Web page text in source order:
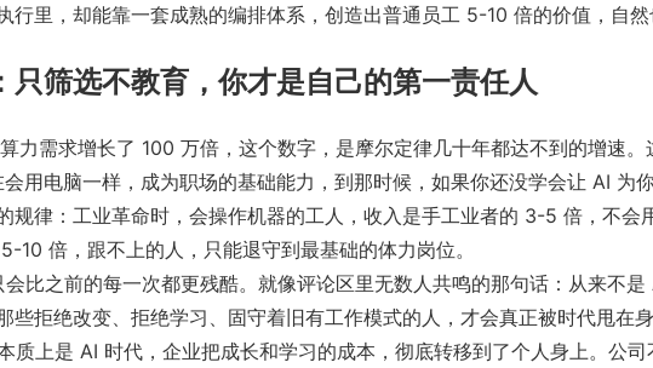
行里，却能靠一套成熟的编排体系，创造出普通员工 5-10 倍的价值，自然
只筛选不教育，你才是自己的第一责任人
力需求增长了 100 万倍，这个数字，是摩尔定律几十年都达不到的增速
用电脑一样，成为职场的基础能力，到那时候，如果你还没学会让 AI 为
规律：工业革命时，会操作机器的工人，收入是手工业者的 3-5 倍，不
10 倍，跟不上的人，只能退守到最基础的体力岗位。
比之前的每一次都更残酷。就像评论区里无数人共鸣的那句话：从来不
些拒绝改变、拒绝学习、固守着旧有工作模式的人，才会真正被时代甩在身
质上是 AI 时代，企业把成长和学习的成本，彻底转移到了个人身上。公